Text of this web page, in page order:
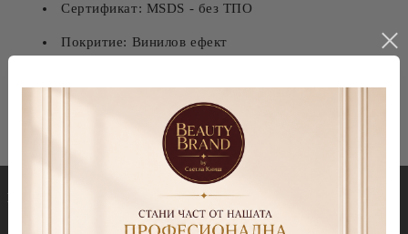
Сертификат: MSDS - без ТПО
Покритие: Винилов ефект
Гел лакове
Колекция Spectrum 7ml
Декорации
Blooming gel